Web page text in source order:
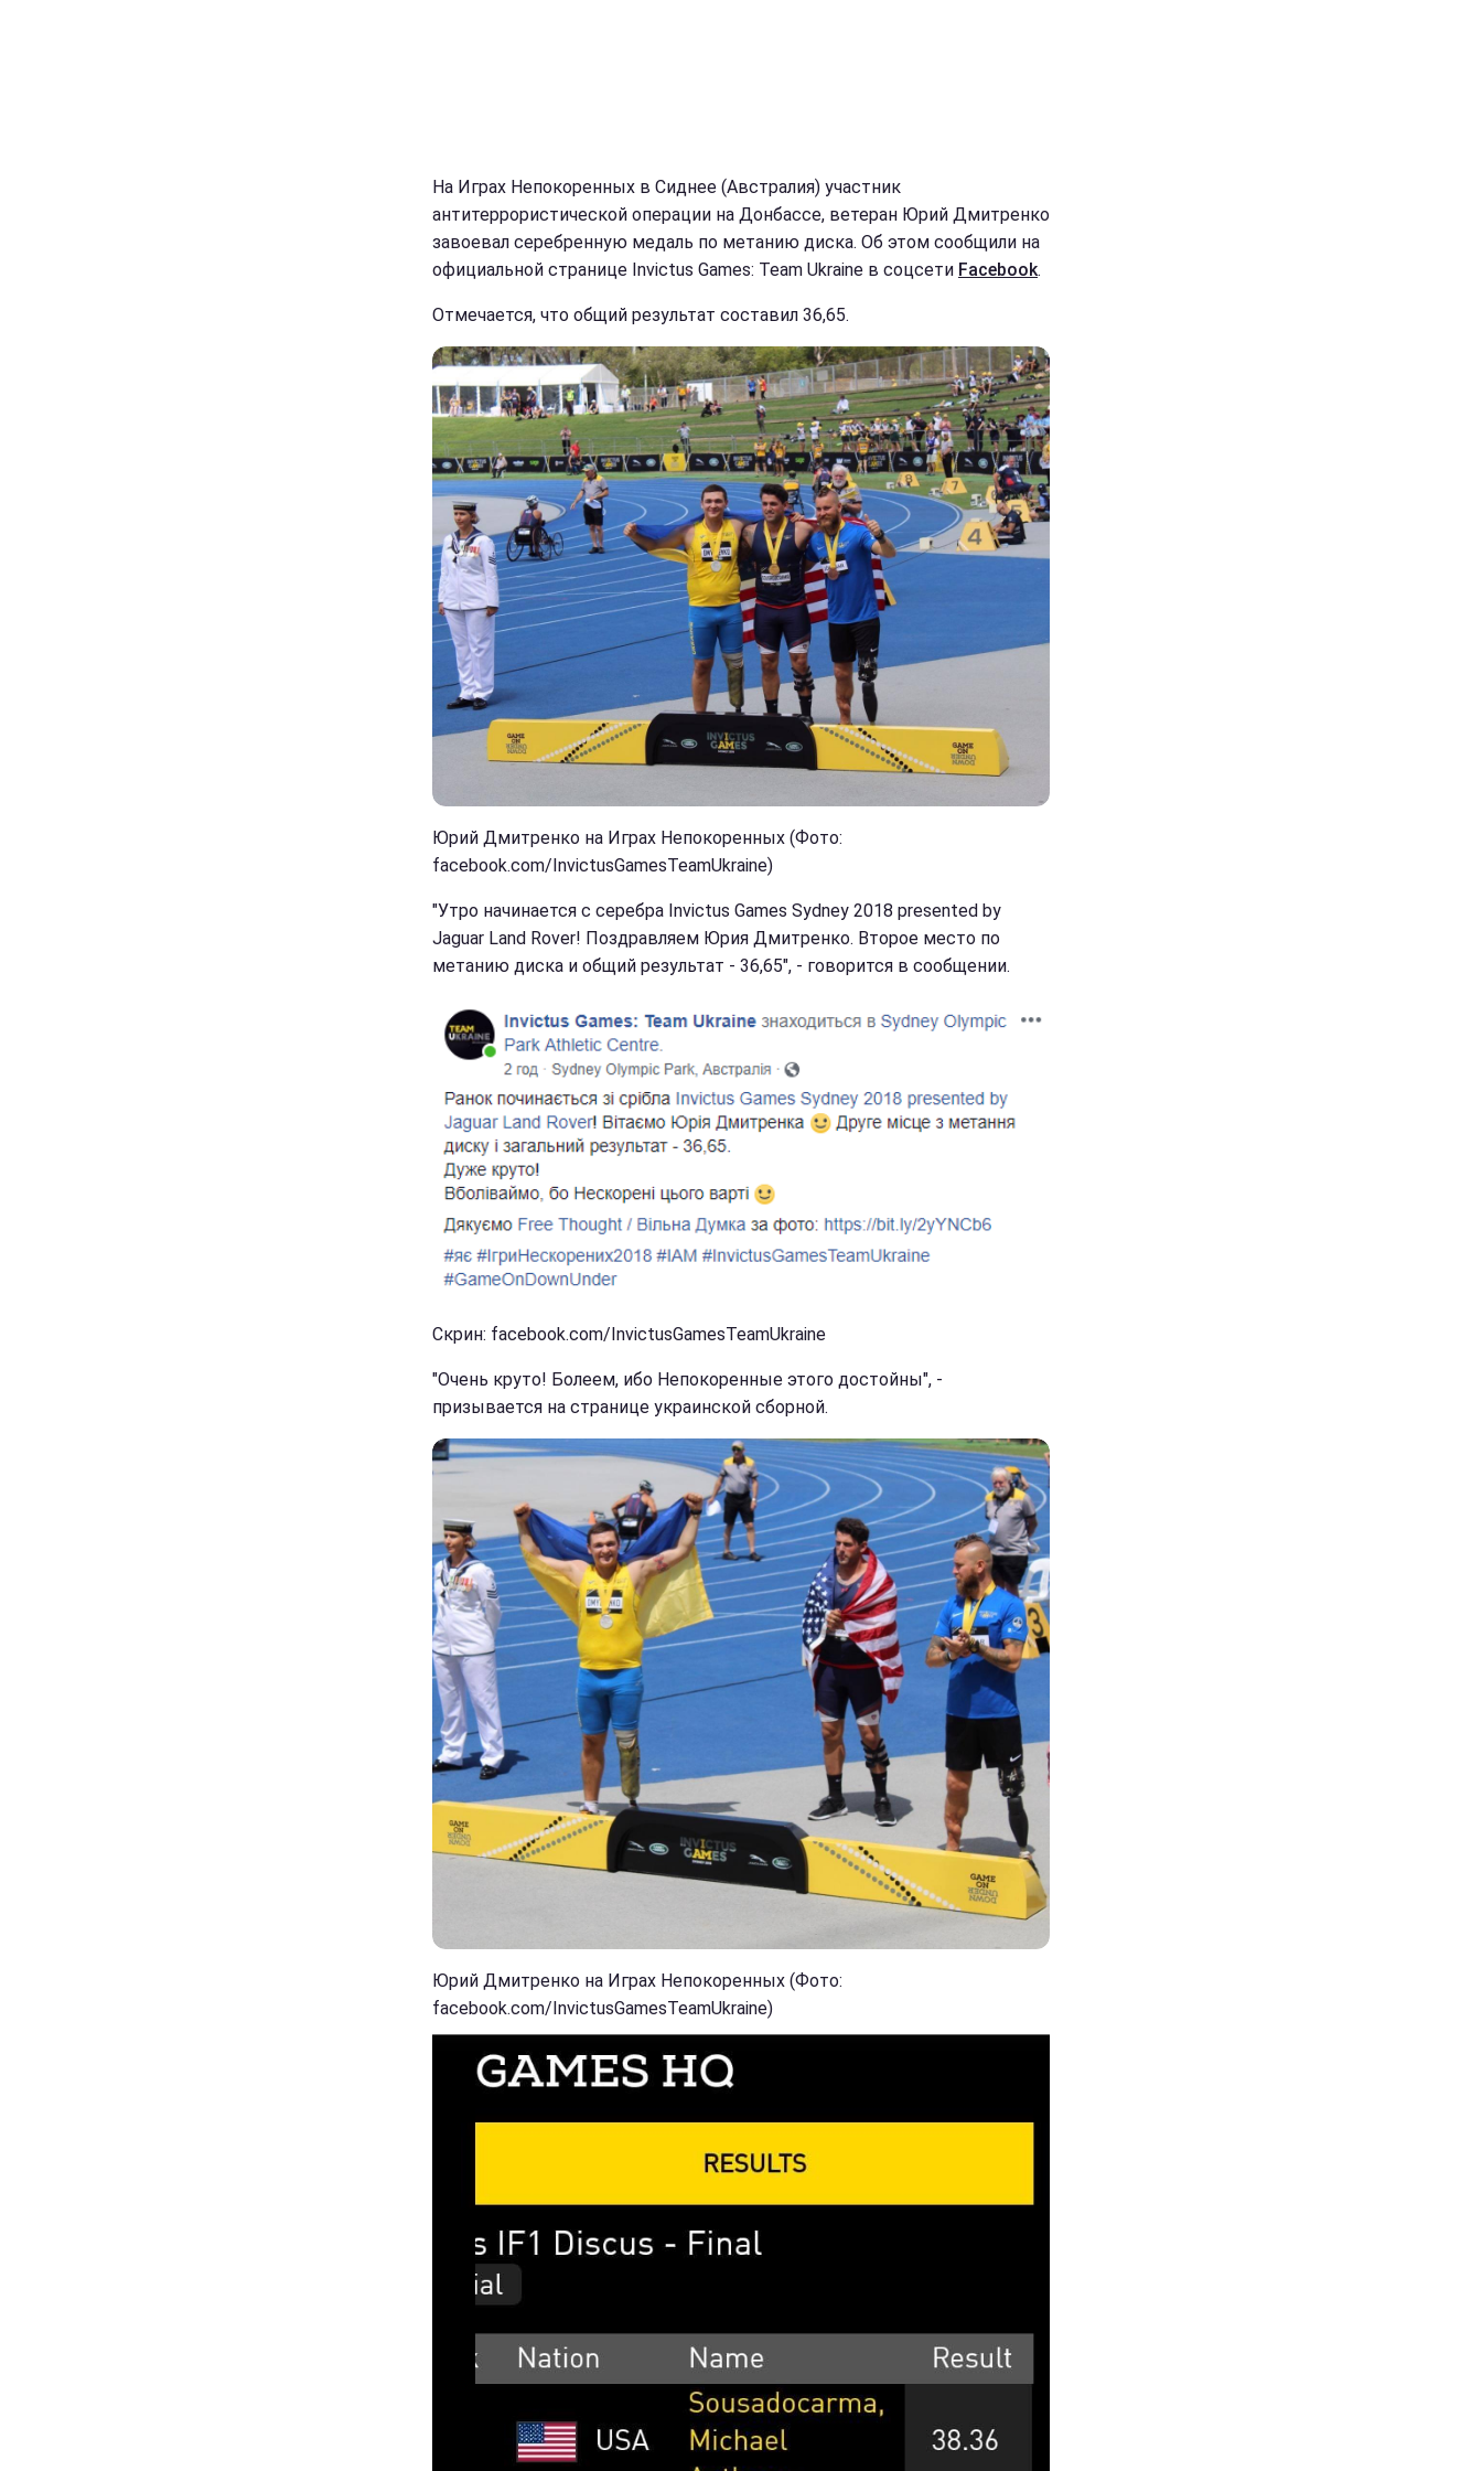
На Играх Непокоренных в Сиднее (Австралия) участник
антитеррористической операции на Донбассе, ветеран Юрий Дмитренко
завоевал серебренную медаль по метанию диска. Об этом сообщили на
официальной странице Invictus Games: Team Ukraine в соцсети Facebook.
Отмечается, что общий результат составил 36,65.
Юрий Дмитренко на Играх Непокоренных (Фото:
facebook.com/InvictusGamesTeamUkraine)
"Утро начинается с серебра Invictus Games Sydney 2018 presented by
Jaguar Land Rover! Поздравляем Юрия Дмитренко. Второе место по
метанию диска и общий результат - 36,65", - говорится в сообщении.
Скрин: facebook.com/InvictusGamesTeamUkraine
"Очень круто! Болеем, ибо Непокоренные этого достойны", -
призывается на странице украинской сборной.
Юрий Дмитренко на Играх Непокоренных (Фото:
facebook.com/InvictusGamesTeamUkraine)